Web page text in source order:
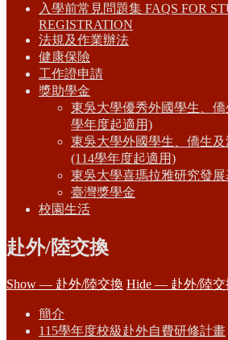
入學前常見問題集 FAQS FOR
REGISTRATION
法規及作業辦法
健康保險
工作證申請
獎助學金
東吳大學優秀外國學生、
學年度起適用)
東吳大學外國學生、僑生
(114學年度起適用)
東吳大學喜瑪拉雅研究發
臺灣獎學金
校園生活
赴外/陸交換
Show — 赴外/陸交換 Hide — 赴外/陸交
簡介
115學年度校級赴外自費研修計畫